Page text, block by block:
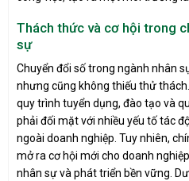
Thách thức và cơ hội trong
sự
Chuyển đổi số trong ngành nhân
nhưng cũng không thiếu thử
quy trình tuyển dụng, đào tạo và
phải đối mặt với nhiều yếu tố tác
ngoài doanh nghiệp. Tuy nhiên,
mở ra cơ hội mới cho doanh
nhân sự và phát triển bền vững.